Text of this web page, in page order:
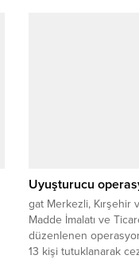
Uyuşturucu
gat Merkezli, Kırşehir
Madde İmalatı ve
düzenlenen
13 kişi tutuklanarak